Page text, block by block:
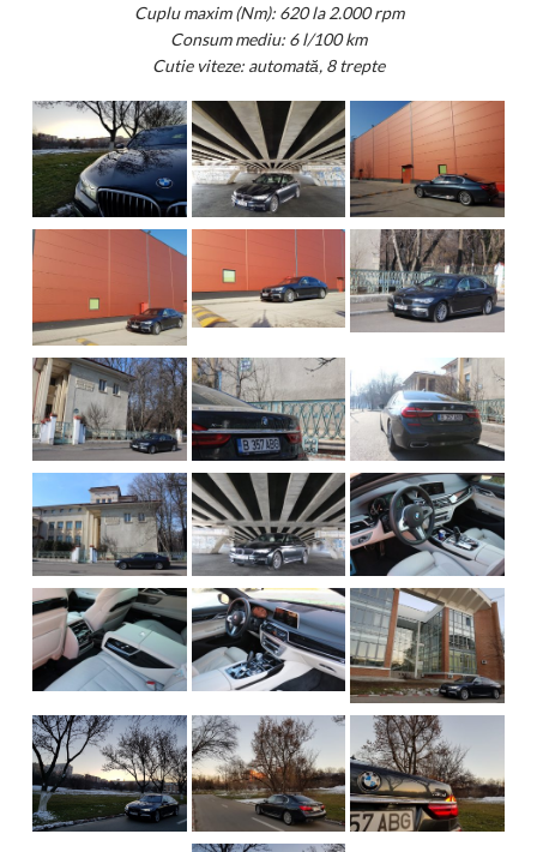
Cuplu maxim (Nm): 620 la 2.000 rpm
Consum mediu: 6 l/100 km
Cutie viteze: automată, 8 trepte